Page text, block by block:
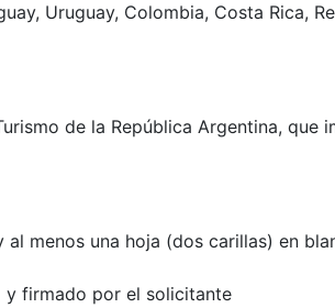
Uruguay, Colombia, Costa Rica,
de la República Argentina, que
menos una hoja (dos carillas) en
y firmado por el solicitante